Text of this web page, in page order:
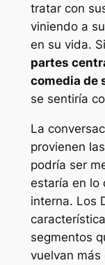
tratar con
viniendo a
en su vida.
partes
comedia de
se sentiría
La
provienen
podría ser
estaría en lo
interna. Los
segmentos
vuelvan